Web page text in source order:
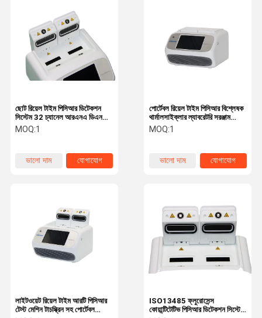
পোর্টেবল রিয়েল টাইম পিসিআর বিশ্লেষক
থার্মালসাইক্লার ল্যাবরেটরি সরঞ্জাম
লাইটওয়েট
MOQ:1
ভালো দাম যোগাযোগ
ছোট রিয়েল টাইম পিসিআর ডিটেকশন
সিস্টেম 32 চ্যানেল আরএনএ ডিএনএ
অ্যানালাইজার মেশিন
MOQ:1
ভালো দাম যোগাযোগ
ISO13485 ফ্লুরোসেন্স
কোয়ান্টিটেটিভ পিসিআর ডিটেকশন সিস্টেম
লাইটওয়েট রিয়েল টাইম আরটি পিসিআর
টেস্ট মেশিন টাচস্ক্রিন সহ পোর্টেবল